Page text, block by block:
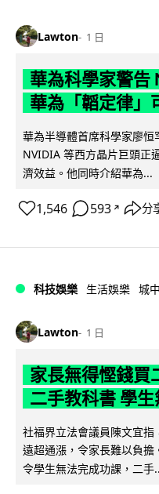
Lawton 1 日
華為科學家警告
華為「韜定律」
華為半導體首席科學家廖
NVIDIA 等西方晶片巨頭正
濟效益。他同時介紹華為...
1,546 593 ↗ 分
科技娛樂 生活娛樂 城
Lawton 1 日
家長無得慳錢買
二手教科書 學
社福界立法會議員陳文宜
遠超通漲，令家長難以負擔
令學生無法完成功課，二手